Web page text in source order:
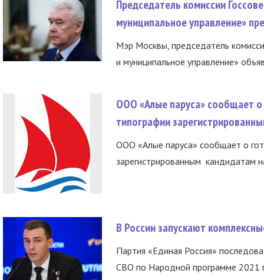
Председатель комиссии
муниципальное управление»
Мэр Москвы, председатель
и муниципальное управление»
ООО «Алые паруса» сообщает о
типографии
ООО «Алые паруса» сообщает о
зарегистрированным кандидатам
В России запускают
Партия «Единая Россия»
СВО по Народной программе 2021